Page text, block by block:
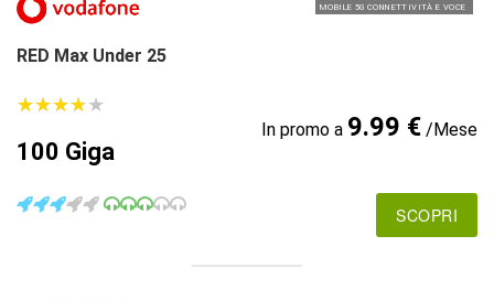
MOBILE 5G CONNETTIVITÀ E VOCE
RED Max Under 25
★★★★★
★★★★★
100 Giga
In promo a 9.99 €/Mese
SCOPRI